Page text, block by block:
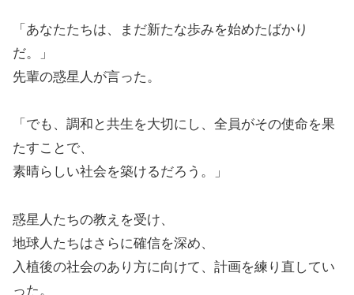
「あなたたちは、まだ新たな歩みを始めたばかり
だ。」
先輩の惑星人が言った。
「でも、調和と共生を大切にし、全員がその使命を果
たすことで、
素晴らしい社会を築けるだろう。」
惑星人たちの教えを受け、
地球人たちはさらに確信を深め、
入植後の社会のあり方に向けて、計画を練り直してい
った。